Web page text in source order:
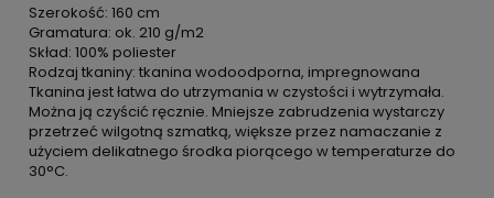
Szerokość: 160 cm
Gramatura: ok. 210 g/m2
Skład: 100% poliester
Rodzaj tkaniny: tkanina wodoodporna, impregnowana
Tkanina jest łatwa do utrzymania w czystości i wytrzymała.
Można ją czyścić ręcznie. Mniejsze zabrudzenia wystarczy
przetrzeć wilgotną szmatką, większe przez namaczanie z
użyciem delikatnego środka piorącego w temperaturze do
30°C.